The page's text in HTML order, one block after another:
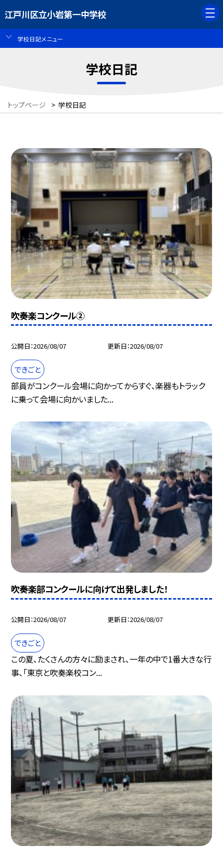
江戸川区立小岩第一中学校
学校日記メニュー
学校日記
トップページ > 学校日記
吹奏楽コンクール②
公開日 2026/08/07 更新日 2026/08/07
できごと
部員がコンクール会場に向かってからすぐ、楽器もトラック
に乗って会場に向かいました...
吹奏楽部コンクールに向けて出発しました！
公開日 2026/08/07 更新日 2026/08/07
できごと
この夏、たくさんの方々に励まされ、一年の中で1番大きな行
事、「東京と吹奏楽校コン...